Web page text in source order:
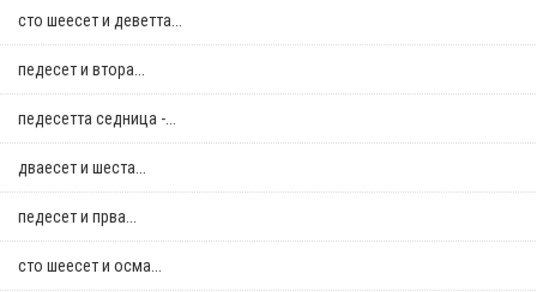
сто шеесет и деветта...
педесет и втора...
педесетта седница -...
дваесет и шеста...
педесет и прва...
сто шеесет и осма...